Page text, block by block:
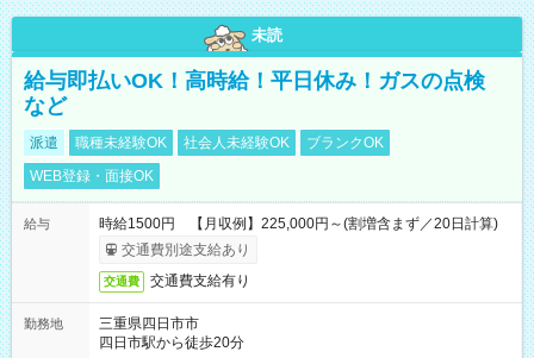
未読
給与即払いOK！高時給！平日休み！ガスの点検
など
派遣 職種未経験OK 社会人未経験OK
ブランクOK
WEB登録・面接OK
給与
時給1500円 【月収例】225,000円～(割増含まず／20日計算)
交通費別途支給あり
交通費 交通費支給有り
勤務地
三重県四日市市
四日市駅から徒歩20分